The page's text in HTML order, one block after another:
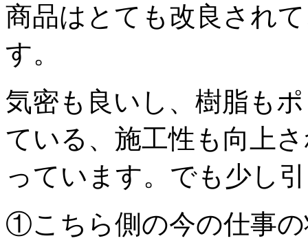
商品はとても改良され
す。
気密も良いし、樹脂も
ている、施工性も向上
っています。でも少し
①こちら側の今の仕事